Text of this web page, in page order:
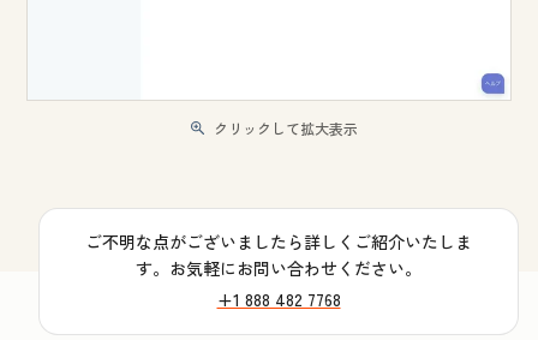
クリックして拡大表示
ご不明な点がございましたら詳しくご紹介いたしま
す。お気軽にお問い合わせください。
+1 888 482 7768